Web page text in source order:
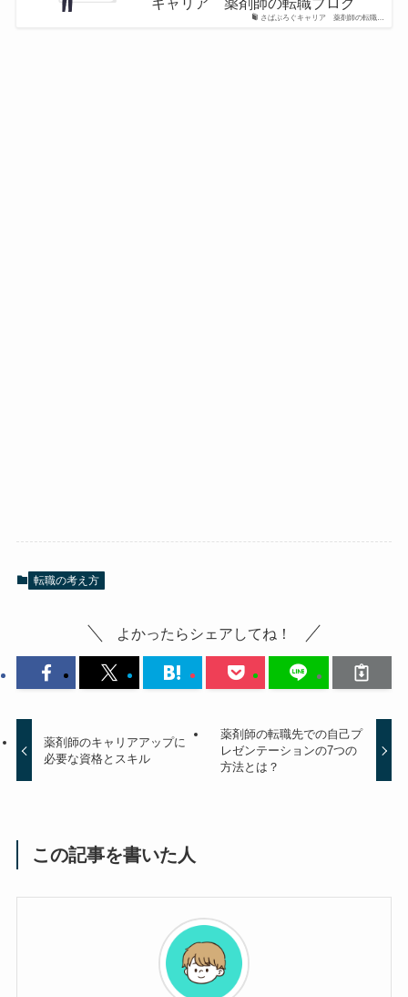
さばぶろぐキャリア 薬剤師の転職…
転職の考え方
よかったらシェアしてね！
薬剤師のキャリアアップに
必要な資格とスキル
薬剤師の転職先での自己プ
レゼンテーションの7つの
方法とは？
この記事を書いた人